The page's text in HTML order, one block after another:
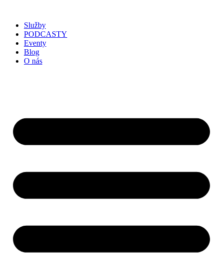
Služby
PODCASTY
Eventy
Blog
O nás